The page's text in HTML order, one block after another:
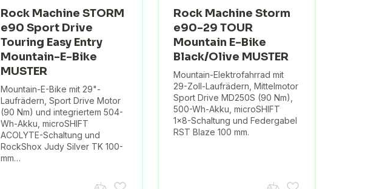
Rock Machine STORM
e90 Sport Drive
Touring Easy Entry
Mountain-E-Bike
MUSTER
Mountain-E-Bike mit 29"-
Laufrädern, Sport Drive Motor
(90 Nm) und integriertem 504-
Wh-Akku, microSHIFT
ACOLYTE-Schaltung und
RockShox Judy Silver TK 100-
mm…
Rock Machine Storm
e90-29 TOUR
Mountain E-Bike
Black/Olive MUSTER
Mountain-Elektrofahrrad mit
29-Zoll-Laufrädern, Mittelmotor
Sport Drive MD250S (90 Nm),
500-Wh-Akku, microSHIFT
1x8-Schaltung und Federgabel
RST Blaze 100 mm.